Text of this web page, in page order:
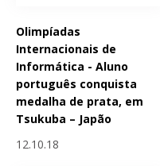
Olimpíadas
Internacionais de
Informática - Aluno
português conquista
medalha de prata, em
Tsukuba – Japão
12.10.18